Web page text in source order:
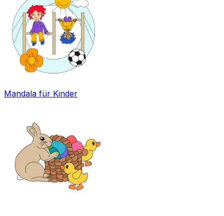
Mandala für Kinder